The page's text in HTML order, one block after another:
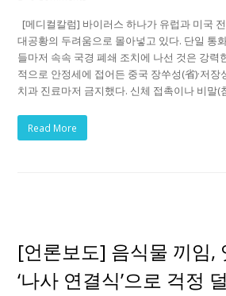
[메디컬칼럼] 바이러스 하나가 유럽과 미국
대공황의 두려움으로 몰아넣고 있다. 단일 통
들마저 속속 국경 폐쇄 조치에 나선 것은 강력
적으로 안정세에 접어든 중국 장쑤성(省)·저장
치과 진료마저 금지했다. 신체 접촉이나 비말(
Read More
[언론보도] 음식물 끼임,
‘나사 연결식’으로 걱정